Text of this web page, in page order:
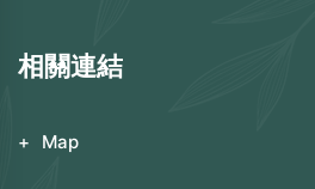
相關連結
Map